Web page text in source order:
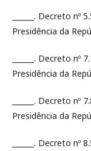
______. Decreto
Presidência da
______. Decreto
Presidência da
______. Decreto
Presidência da
______. Decreto